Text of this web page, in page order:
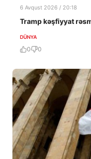
6 Avqust 2026 / 20:18
Tramp kəşfiyyat
DÜNYA
0 0